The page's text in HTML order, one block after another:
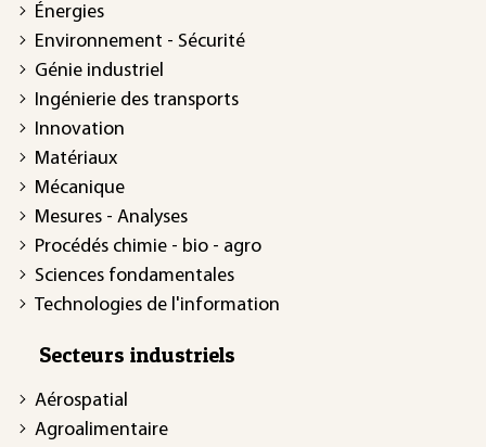
Énergies
Environnement - Sécurité
Génie industriel
Ingénierie des transports
Innovation
Matériaux
Mécanique
Mesures - Analyses
Procédés chimie - bio - agro
Sciences fondamentales
Technologies de l'information
Secteurs industriels
Aérospatial
Agroalimentaire